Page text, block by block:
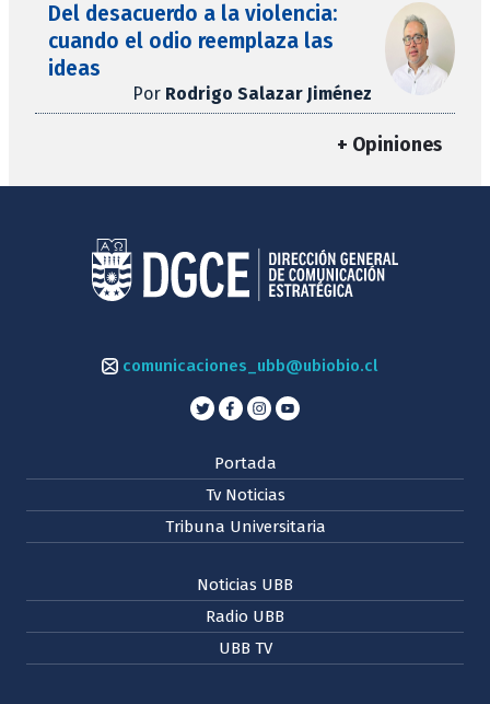
Del desacuerdo a la violencia:
cuando el odio reemplaza las
ideas
Por Rodrigo Salazar Jiménez
+ Opiniones
comunicaciones_ubb@ubiobio.cl
Portada
Tv Noticias
Tribuna Universitaria
Noticias UBB
Radio UBB
UBB TV